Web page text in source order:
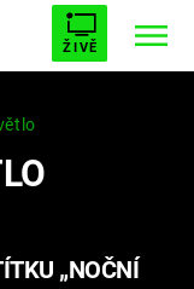
ŽIVĚ
UPÍRŮ
„NOČNÍ